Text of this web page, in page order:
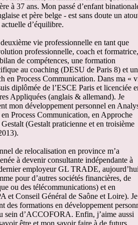
à 37 ans. Mon passé d’enfant
et père belge - est sans doute un
d’équilibre.
vie professionnelle en tant que
professionnelle, coach et formatrice,
de compétences, une formation
au coaching (DESU de Paris 8) et un
en Process Communication. Dans ma «
diplômée de l’ESCE Paris et licenciée
Appliquées (anglais & allemand). Je
mon développement personnel en
Process Communication, en Approche
(Gestalt praticienne et en troisième
de relocalisation en province m’a
à devenir consultante indépendante à
employeur GL TRADE, aujourd’hui
pour d’autres sociétés financières, de
ou des télécommunications) et en
et Conseil Général de Saône et Loire). Je
des formations en développement
sein d’ACCOFORA. Enfin, j’aime aussi
être et mon savoir faire à de futurs